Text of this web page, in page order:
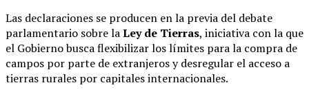
Las declaraciones se producen en la previa del debate
parlamentario sobre laLey de Tierras, iniciativa con la que
el Gobierno busca flexibilizar los límites para la compra de
campos por parte de extranjeros y desregular el acceso a
tierras rurales por capitales internacionales.